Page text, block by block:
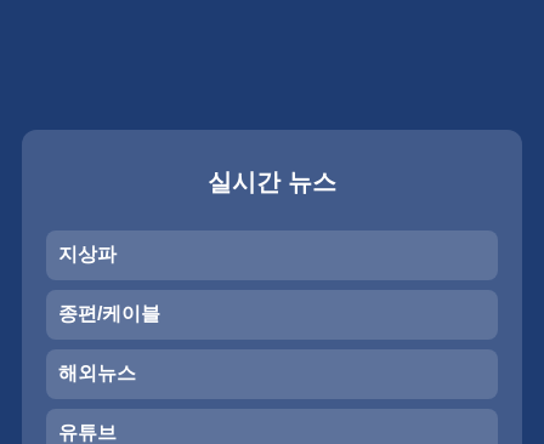
실시간 뉴스
지상파
종편/케이블
해외뉴스
유튜브